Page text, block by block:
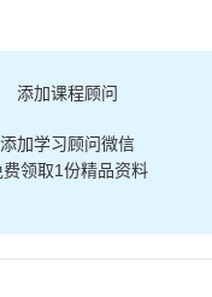
添加课程顾问
添加学习顾问微信
费领取1份精品资料